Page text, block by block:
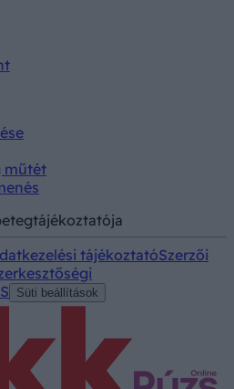
műtét
tájékoztatóSzerzői
Süti beállítások